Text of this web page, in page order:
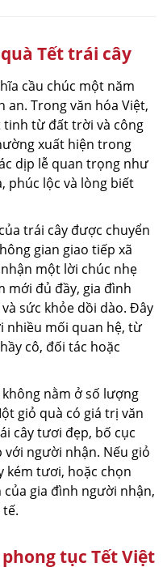
Tết trái cây
cầu chúc một năm
an. Trong văn hóa Việt,
tinh từ đất trời và công
xuất hiện trong
dịp lễ quan trọng như
phúc lộc và lòng biết
trái cây được chuyển
gian giao tiếp xã
một lời chúc nhẹ
mới đủ đầy, gia đình
sức khỏe dồi dào. Đây
nhiều mối quan hệ, từ
cô, đối tác hoặc
nằm ở số lượng
giỏ quà có giá trị văn
cây tươi đẹp, bố cục
người nhận. Nếu giỏ
kém tươi, hoặc chọn
gia đình người nhận,
tục Tết Việt